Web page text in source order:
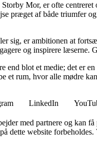
Mor, er ofte
præget af både triumfer
sig, er ambitionen at
og inspirere læserne.
end blot et medie; det er
et rum, hvor alle mødre
LinkedIn
med partnere og kan
dette website